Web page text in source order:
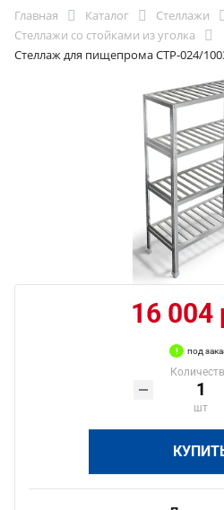
Главная Каталог Стеллажи
Стеллажи со стойками из уголка
Стеллаж для пищепрома СТР-024/
16 004
под
шт